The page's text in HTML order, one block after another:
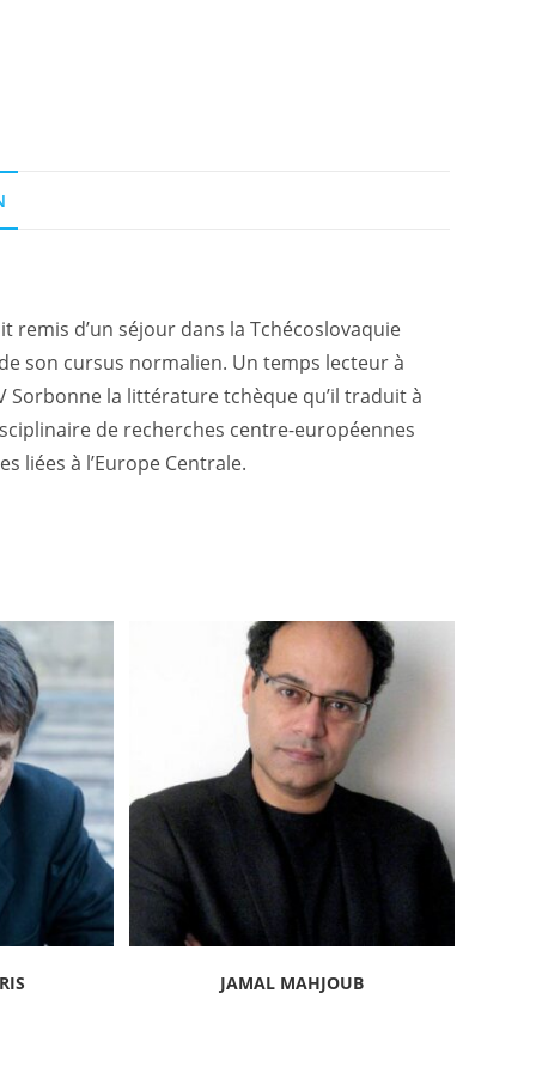
remis d’un séjour dans la Tchécoslovaquie
son cursus normalien. Un temps lecteur à
Sorbonne la littérature tchèque qu’il traduit à
de recherches centre-européennes
liées à l’Europe Centrale.
JAMAL MAHJOUB